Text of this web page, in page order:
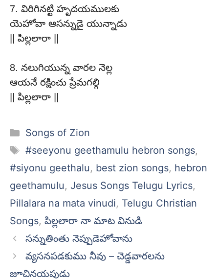
7. విరిగినట్టి హృదయములకు
యెహోవా ఆసన్నుడై యున్నాడు
|| పిల్లలారా ||
8. నలుగియున్న వారల నెల్ల
ఆయనే రక్షించు ప్రేమగల్గి
|| పిల్లలారా ||
Categories
Songs of Zion
Tags
#seeyonu geethamulu hebron songs,
#siyonu geethalu, best zion songs, hebron
geethamulu, Jesus Songs Telugu Lyrics,
Pillalara na mata vinudi, Telugu Christian
Songs, పిల్లలారా నా మాట వినుడి
సన్నుతింతు నెప్పుడెహోవాను
వ్యసనపడకుము నీవు – చెడ్డవారలను
జూచినయపుడు